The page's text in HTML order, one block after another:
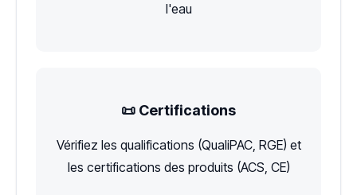
l'eau
📜 Certifications
Vérifiez les qualifications (QualiPAC, RGE) et
les certifications des produits (ACS, CE)